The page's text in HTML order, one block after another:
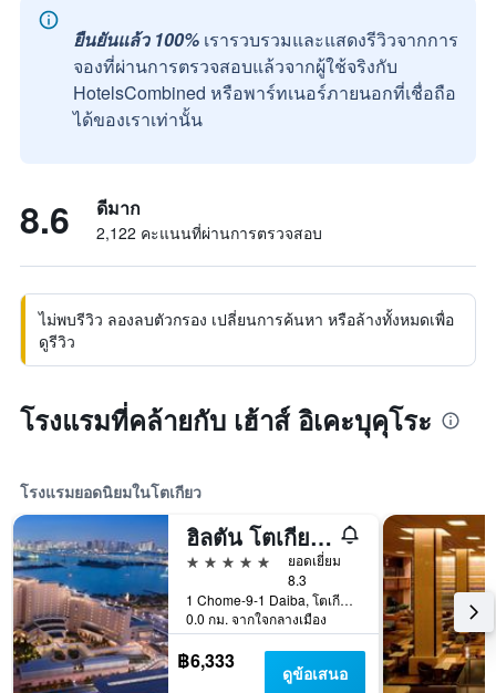
ยืนยันแล้ว 100% เรารวบรวมและแสดงรีวิวจากการ
จองที่ผ่านการตรวจสอบแล้วจากผู้ใช้จริงกับ
HotelsCombined หรือพาร์ทเนอร์ภายนอกที่เชื่อถือ
ได้ของเราเท่านั้น
8.6 ดีมาก
2,122 คะแนนที่ผ่านการตรวจสอบ
ไม่พบรีวิว ลองลบตัวกรอง เปลี่ยนการค้นหา หรือล้างทั้งหมดเพื่อ
ดูรีวิว
โรงแรมที่คล้ายกับ เฮ้าส์ อิเคะบุคุโระ
โรงแรมยอดนิยมในโตเกียว
ฮิลตัน โตเกียว โอไดบะ
5 ดาว
ยอดเยี่ยม
8.3
1 Chome-9-1 Daiba, โตเกียว, ญี่ปุ่น
0.0 กม. จากใจกลางเมือง
฿6,333 ดูข้อเสนอ